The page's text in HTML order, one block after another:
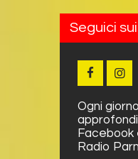
Seguici
Ogni
Facebook
Radio